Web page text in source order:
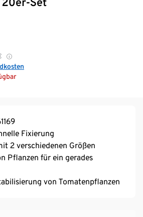
Fixierung
2 verschiedenen Größen
Pflanzen für ein gerades
von Tomatenpflanzen